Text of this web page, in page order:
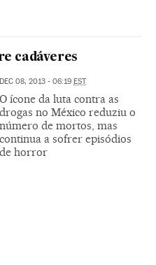
cadáveres
DEC 08, 2013 - 06:19 EST
O ícone da luta contra as
drogas no México reduziu o
número de mortos, mas
continua a sofrer episódios
de horror